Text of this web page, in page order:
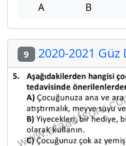
A B
9 2020-2021 Güz